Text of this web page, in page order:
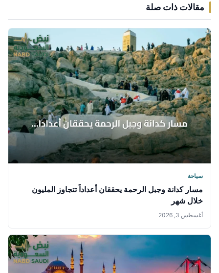
مقالات ذات صلة
سياحة
مسار كدانة وجبل الرحمة يحققان أعداداً تتجاوز المليون
خلال شهر
أغسطس 3, 2026